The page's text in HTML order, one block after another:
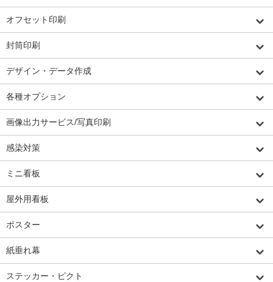
オフセット印刷
封筒印刷
デザイン・データ作成
各種オプション
画像出力サービス/写真印刷
感染対策
ミニ看板
屋外用看板
ポスター
紙垂れ幕
ステッカー・ピクト